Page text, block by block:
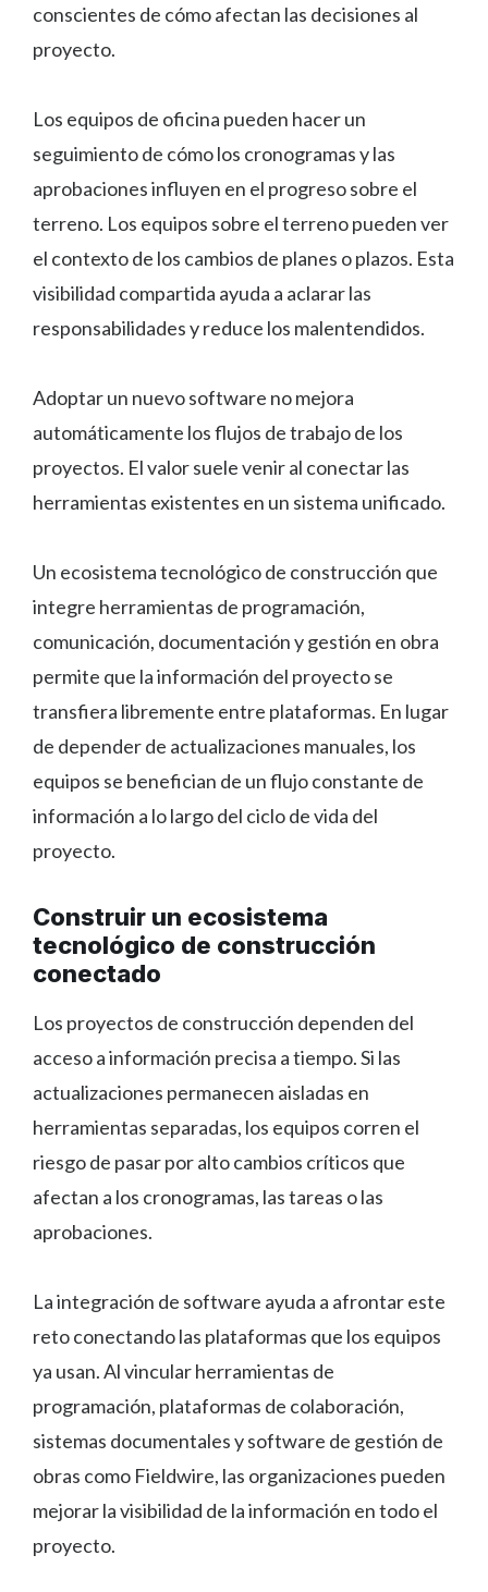
conscientes de cómo afectan las decisiones al
proyecto.
Los equipos de oficina pueden hacer un
seguimiento de cómo los cronogramas y las
aprobaciones influyen en el progreso sobre el
terreno. Los equipos sobre el terreno pueden ver
el contexto de los cambios de planes o plazos. Esta
visibilidad compartida ayuda a aclarar las
responsabilidades y reduce los malentendidos.
Adoptar un nuevo software no mejora
automáticamente los flujos de trabajo de los
proyectos. El valor suele venir al conectar las
herramientas existentes en un sistema unificado.
Un ecosistema tecnológico de construcción que
integre herramientas de programación,
comunicación, documentación y gestión en obra
permite que la información del proyecto se
transfiera libremente entre plataformas. En lugar
de depender de actualizaciones manuales, los
equipos se benefician de un flujo constante de
información a lo largo del ciclo de vida del
proyecto.
Construir un ecosistema
tecnológico de construcción
conectado
Los proyectos de construcción dependen del
acceso a información precisa a tiempo. Si las
actualizaciones permanecen aisladas en
herramientas separadas, los equipos corren el
riesgo de pasar por alto cambios críticos que
afectan a los cronogramas, las tareas o las
aprobaciones.
La integración de software ayuda a afrontar este
reto conectando las plataformas que los equipos
ya usan. Al vincular herramientas de
programación, plataformas de colaboración,
sistemas documentales y software de gestión de
obras como Fieldwire, las organizaciones pueden
mejorar la visibilidad de la información en todo el
proyecto.